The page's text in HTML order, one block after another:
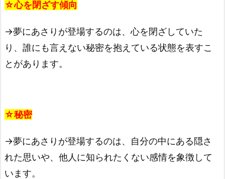
☆心を閉ざす傾向
→夢にあさりが登場するのは、心を閉ざしていた
り、誰にも言えない秘密を抱えている状態を表すこ
とがあります。
☆秘密
→夢にあさりが登場するのは、自分の中にある隠さ
れた思いや、他人に知られたくない感情を象徴して
います。